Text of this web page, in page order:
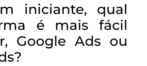
iniciante, qual
é mais fácil
Google Ads ou